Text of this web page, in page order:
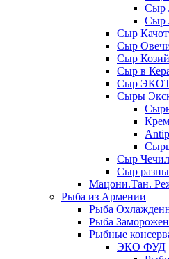
Сыр
Сыр
Сыр
Сыр
Сыр Козий
Сыр в
Сыр
Сыры
Сыр Чечил
Сыр
Мацони.Тан.
Рыба из Армении
Рыба
Рыба
Рыбные
ЭКО ФУД